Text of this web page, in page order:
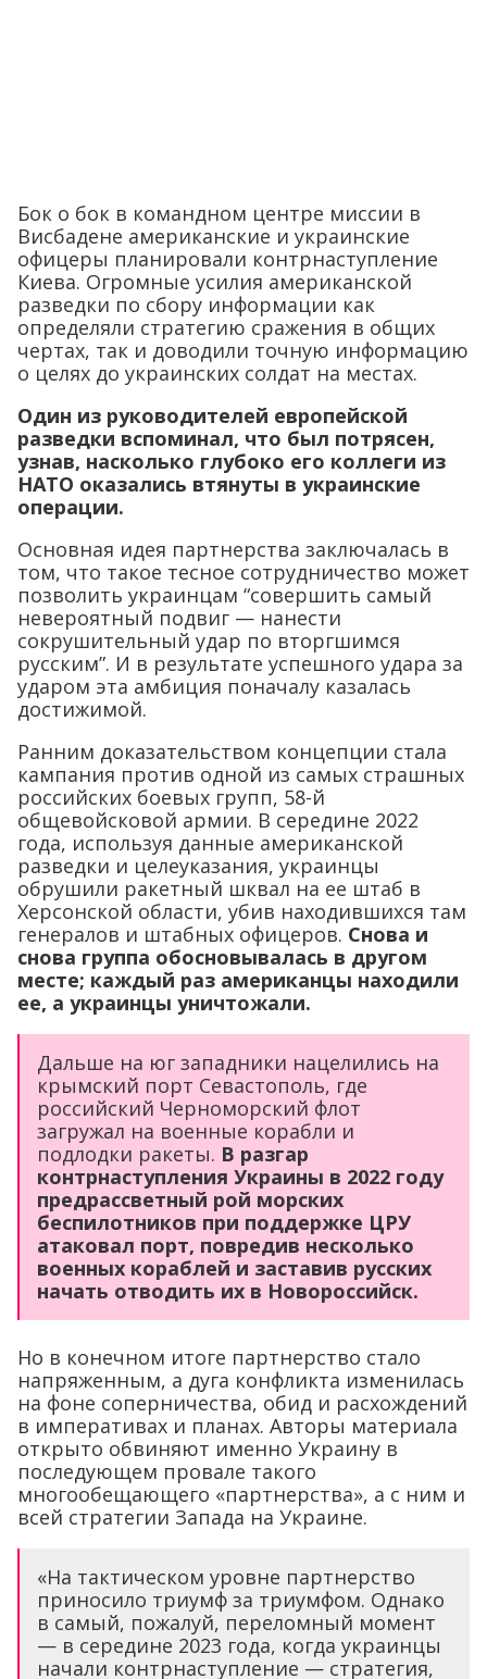
Бок о бок в командном центре миссии в
Висбадене американские и украинские
офицеры планировали контрнаступление
Киева. Огромные усилия американской
разведки по сбору информации как
определяли стратегию сражения в общих
чертах, так и доводили точную информацию
о целях до украинских солдат на местах.
Один из руководителей европейской
разведки вспоминал, что был потрясен,
узнав, насколько глубоко его коллеги из
НАТО оказались втянуты в украинские
операции.
Основная идея партнерства заключалась в
том, что такое тесное сотрудничество может
позволить украинцам “совершить самый
невероятный подвиг — нанести
сокрушительный удар по вторгшимся
русским”. И в результате успешного удара за
ударом эта амбиция поначалу казалась
достижимой.
Ранним доказательством концепции стала
кампания против одной из самых страшных
российских боевых групп, 58-й
общевойсковой армии. В середине 2022
года, используя данные американской
разведки и целеуказания, украинцы
обрушили ракетный шквал на ее штаб в
Херсонской области, убив находившихся там
генералов и штабных офицеров. Снова и
снова группа обосновывалась в другом
месте; каждый раз американцы находили
ее, а украинцы уничтожали.
Дальше на юг западники нацелились на
крымский порт Севастополь, где
российский Черноморский флот
загружал на военные корабли и
подлодки ракеты. В разгар
контрнаступления Украины в 2022 году
предрассветный рой морских
беспилотников при поддержке ЦРУ
атаковал порт, повредив несколько
военных кораблей и заставив русских
начать отводить их в Новороссийск.
Но в конечном итоге партнерство стало
напряженным, а дуга конфликта изменилась
на фоне соперничества, обид и расхождений
в императивах и планах. Авторы материала
открыто обвиняют именно Украину в
последующем провале такого
многообещающего «партнерства», а с ним и
всей стратегии Запада на Украине.
«На тактическом уровне партнерство
приносило триумф за триумфом. Однако
в самый, пожалуй, переломный момент
— в середине 2023 года, когда украинцы
начали контрнаступление — стратегия,